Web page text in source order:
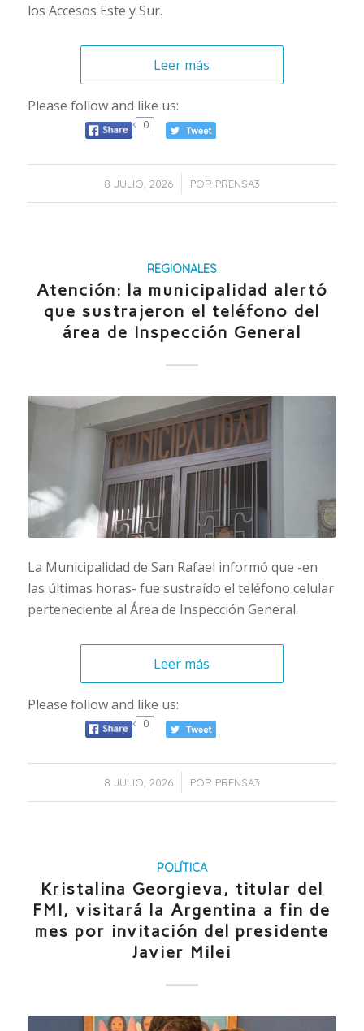
los Accesos Este y Sur.
Leer más
Please follow and like us:
0
8 JULIO, 2026
/ POR PRENSA3
REGIONALES
Atención: la municipalidad alertó
que sustrajeron el teléfono del
área de Inspección General
La Municipalidad de San Rafael informó que -en
las últimas horas- fue sustraído el teléfono celular
perteneciente al Área de Inspección General.
Leer más
Please follow and like us:
0
8 JULIO, 2026
/ POR PRENSA3
POLÍTICA
Kristalina Georgieva, titular del
FMI, visitará la Argentina a fin de
mes por invitación del presidente
Javier Milei